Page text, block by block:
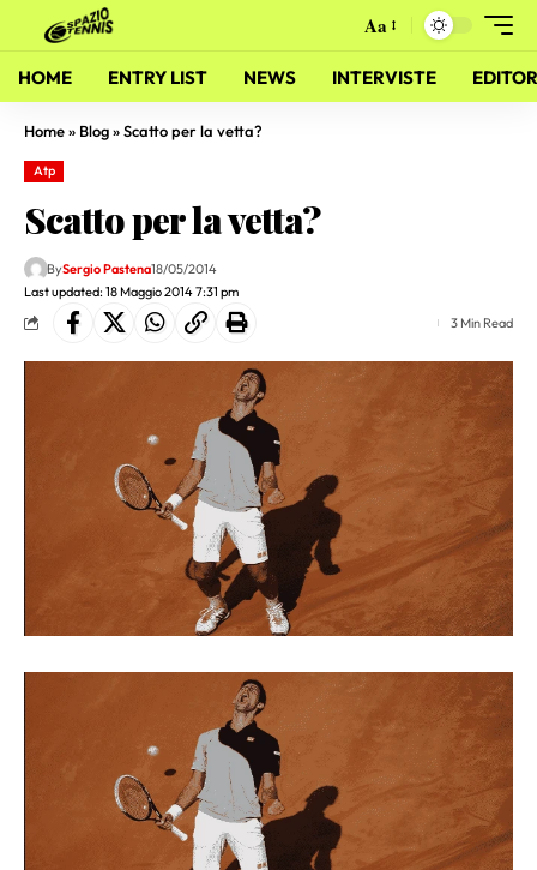
Aa
HOME ENTRY LIST NEWS INTERVISTE
Home» Blog»Scatto per la vetta?
Atp
Scatto per la vetta?
Last updated: 18 Maggio 2014 7:31 pm
BySergio Pastena18/05/2014
3 Min Read